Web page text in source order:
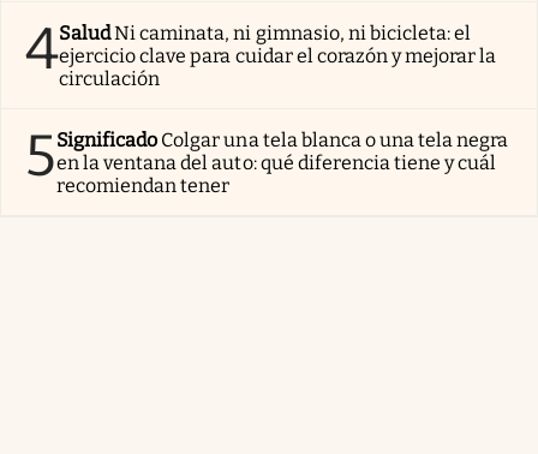
4SaludNi caminata, ni gimnasio, ni bicicleta: el
ejercicio clave para cuidar el corazón y mejorar la
circulación
5Significado Colgar una tela blanca o una tela negra
en la ventana del auto: qué diferencia tiene y cuál
recomiendan tener